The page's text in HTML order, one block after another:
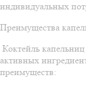
индивидуальных
Преимущества
Коктейль
активных
преимуществ: